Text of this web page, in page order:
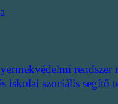
rendszer
iskolai szociális segítő